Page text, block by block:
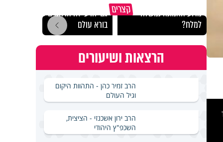
קצרים
מדוע האמונה נמשלה
למלח?
גם ׳הרע׳ זה הרחמים של
בורא עולם
הרצאות ושיעורים
הרב זמיר כהן - התהוות היקום
וגיל העולם
הרב ירון אשכנזי - הציצית,
השכפ"ץ היהודי